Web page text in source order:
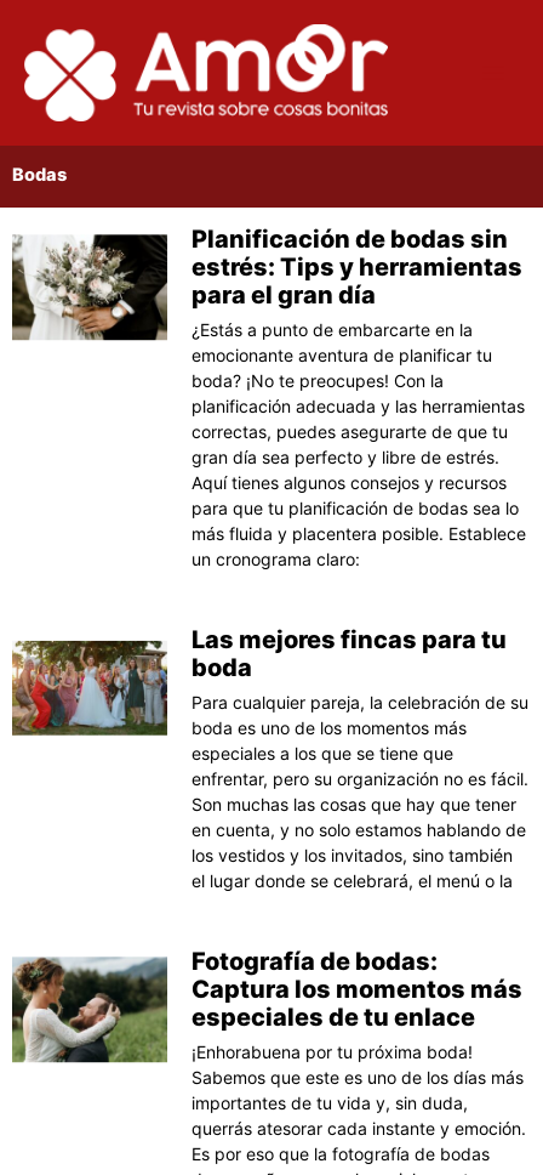
contenido
Bodas
Planificación de bodas sin
estrés: Tips y herramientas
para el gran día
¿Estás a punto de embarcarte en la
emocionante aventura de planificar tu
boda? ¡No te preocupes! Con la
planificación adecuada y las herramientas
correctas, puedes asegurarte de que tu
gran día sea perfecto y libre de estrés.
Aquí tienes algunos consejos y recursos
para que tu planificación de bodas sea lo
más fluida y placentera posible. Establece
un cronograma claro:
Las mejores fincas para tu
boda
Para cualquier pareja, la celebración de su
boda es uno de los momentos más
especiales a los que se tiene que
enfrentar, pero su organización no es fácil.
Son muchas las cosas que hay que tener
en cuenta, y no solo estamos hablando de
los vestidos y los invitados, sino también
el lugar donde se celebrará, el menú o la
Fotografía de bodas:
Captura los momentos más
especiales de tu enlace
¡Enhorabuena por tu próxima boda!
Sabemos que este es uno de los días más
importantes de tu vida y, sin duda,
querrás atesorar cada instante y emoción.
Es por eso que la fotografía de bodas
PáginaPáginaPáginaPáginaPágina